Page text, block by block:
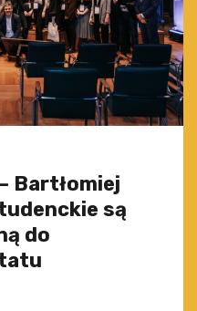
Bartłomiej
są
do